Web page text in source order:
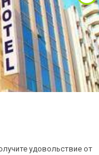
удовольствие от